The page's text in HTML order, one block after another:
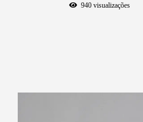
940visualizações